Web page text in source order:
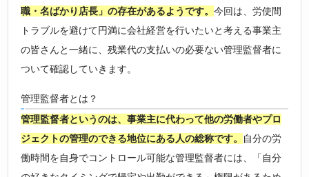
職・名ばかり店長」の存在があるようです。今回は、労使間
トラブルを避けて円満に会社経営を行いたいと考える事業主
の皆さんと一緒に、残業代の支払いの必要ない管理監督者に
ついて確認していきます。
管理監督者とは？
管理監督者というのは、事業主に代わって他の労働者やプロ
ジェクトの管理のできる地位にある人の総称です。
自分の労
働時間を自身でコントロール可能な管理監督者には、「自分